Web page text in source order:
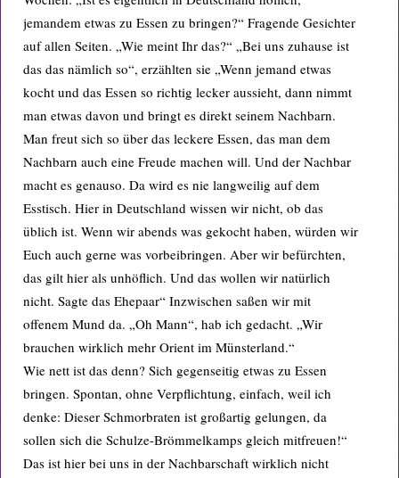
jemandem etwas zu Essen zu bringen?“ Fragende Gesichter
auf allen Seiten. „Wie meint Ihr das?“ „Bei uns zuhause ist
das das nämlich so“, erzählten sie „Wenn jemand etwas
kocht und das Essen so richtig lecker aussieht, dann nimmt
man etwas davon und bringt es direkt seinem Nachbarn.
Man freut sich so über das leckere Essen, das man dem
Nachbarn auch eine Freude machen will. Und der Nachbar
macht es genauso. Da wird es nie langweilig auf dem
Esstisch. Hier in Deutschland wissen wir nicht, ob das
üblich ist. Wenn wir abends was gekocht haben, würden wir
Euch auch gerne was vorbeibringen. Aber wir befürchten,
das gilt hier als unhöflich. Und das wollen wir natürlich
nicht. Sagte das Ehepaar“ Inzwischen saßen wir mit
offenem Mund da. „Oh Mann“, hab ich gedacht. „Wir
brauchen wirklich mehr Orient im Münsterland.“
Wie nett ist das denn? Sich gegenseitig etwas zu Essen
bringen. Spontan, ohne Verpflichtung, einfach, weil ich
denke: Dieser Schmorbraten ist großartig gelungen, da
sollen sich die Schulze-Brömmelkamps gleich mitfreuen!“
Das ist hier bei uns in der Nachbarschaft wirklich nicht